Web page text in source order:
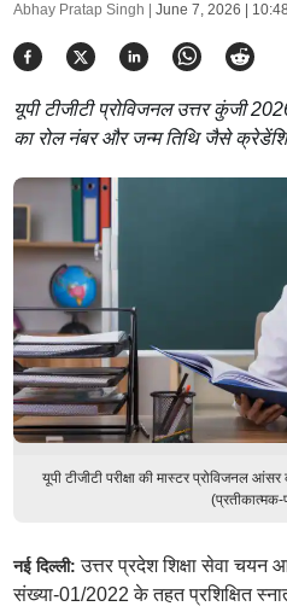
Abhay Pratap Singh | June 7, 2026 |
यूपी टीजीटी प्रोविजनल उत्तर कुंजी
का रोल नंबर और जन्म तिथि जैसे
यूपी टीजीटी परीक्षा की मास्टर प्रोविजनल
(प्रतीकात्मक-
नई दिल्ली:उत्तर प्रदेश शिक्षा सेवा चयन
संख्या-01/2022 के तहत प्रशिक्षित